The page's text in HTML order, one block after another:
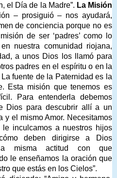
el Día de la Madre”. La Misión
– prosiguió – nos ayudará,
de conciencia porque no es
de ser ‘padres’ como lo
nuestra comunidad riojana,
a unos Dios los llamó para
padres en el espíritu o en la
fuente de la Paternidad es la
Esta misión que tenemos es
Para entenderla debemos
Dios para descubrir allí a un
y el mismo Amor. Necesitamos
inculcamos a nuestros hijos
deben dirigirse a Dios
la misma actitud con que
le enseñamos la oración que
que estás en los Cielos”.